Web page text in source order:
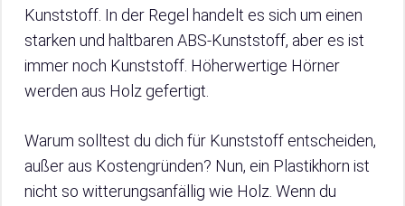
Kunststoff. In der Regel handelt es sich um einen
starken und haltbaren ABS-Kunststoff, aber es ist
immer noch Kunststoff. Höherwertige Hörner
werden aus Holz gefertigt.
Warum solltest du dich für Kunststoff entscheiden,
außer aus Kostengründen? Nun, ein Plastikhorn ist
nicht so witterungsanfällig wie Holz. Wenn du